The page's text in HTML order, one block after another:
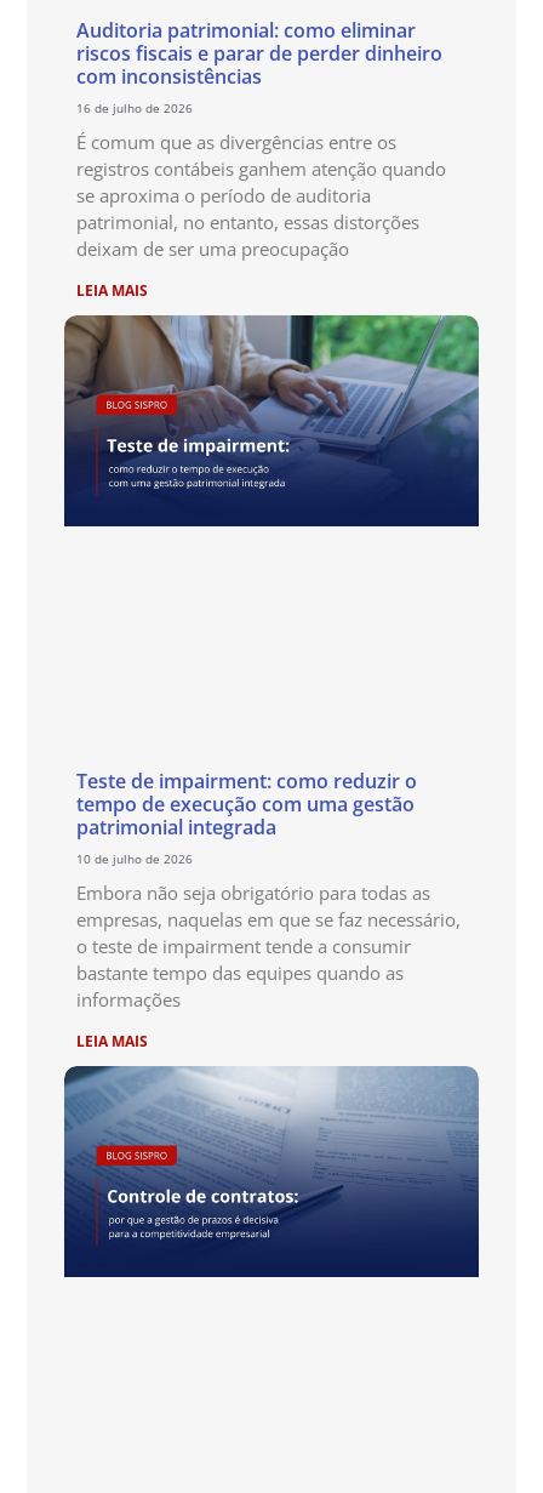
Auditoria patrimonial: como eliminar
riscos fiscais e parar de perder dinheiro
com inconsistências
16 de julho de 2026
É comum que as divergências entre os
registros contábeis ganhem atenção quando
se aproxima o período de auditoria
patrimonial, no entanto, essas distorções
deixam de ser uma preocupação
LEIA MAIS
Teste de impairment: como reduzir o
tempo de execução com uma gestão
patrimonial integrada
10 de julho de 2026
Embora não seja obrigatório para todas as
empresas, naquelas em que se faz necessário,
o teste de impairment tende a consumir
bastante tempo das equipes quando as
informações
LEIA MAIS